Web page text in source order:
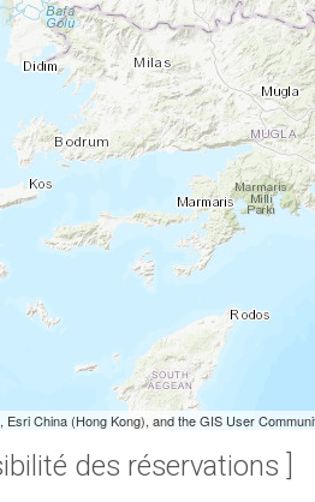
China (Hong Kong), and the GIS User
des réservations ]